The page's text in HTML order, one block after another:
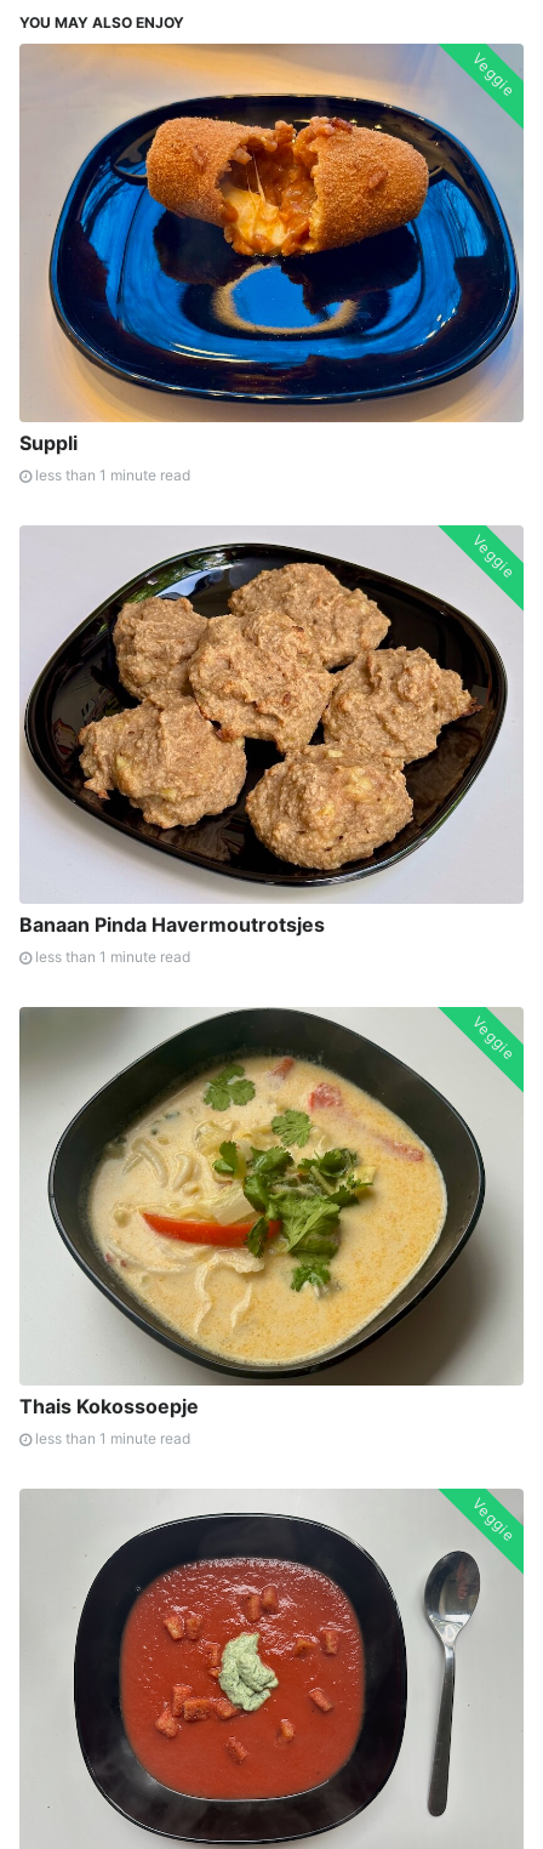
YOU MAY ALSO ENJOY
Veggie
Suppli
less than 1 minute read
Veggie
Banaan Pinda Havermoutrotsjes
less than 1 minute read
Veggie
Thais Kokossoepje
less than 1 minute read
Veggie